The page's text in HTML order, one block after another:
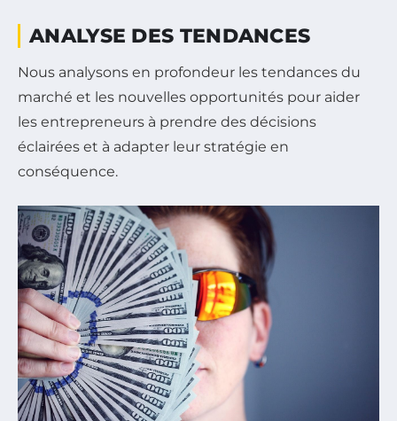
ANALYSE DES TENDANCES
Nous analysons en profondeur les tendances du
marché et les nouvelles opportunités pour aider
les entrepreneurs à prendre des décisions
éclairées et à adapter leur stratégie en
conséquence.